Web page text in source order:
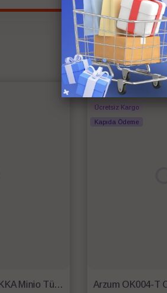
Arzum OK004-K OKKA Minio Türk Kahvesi Makinesi - Krom
Anında Kargo
Ücretsiz Kargo
Kapıda Ödeme